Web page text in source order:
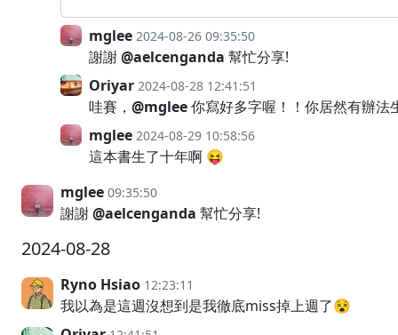
mglee 2024-08-26 09:35:50
謝謝@aelcenganda 幫忙分享!
Oriyar 2024-08-28 12:41:51
哇賽， @mglee你寫好多字喔！！你居然有辦法
mglee 2024-08-29 10:58:56
這本書生了十年啊 😝
mglee 09:35:50
謝謝@aelcenganda 幫忙分享!
2024-08-28
Ryno Hsiao 12:23:11
我以為是這週沒想到是我徹底miss掉上週了😵